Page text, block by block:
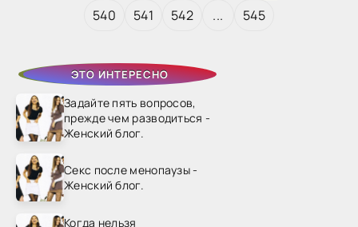
ЭТО ИНТЕРЕСНО
Задайте пять вопросов,
прежде чем разводиться -
Женский блог.
Секс после менопаузы -
Женский блог.
Когда нельзя
540
541 542 ... 545